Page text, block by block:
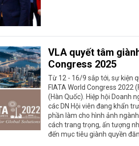
VLA quyết tâm
Congress 2025
Từ 12 - 16/9 sắp tới, sự kiện
FIATA World Congress 2022
(Hàn Quốc). Hiệp hội Doanh
các DN Hội viên đang khẩn
phần làm cho hình ảnh
cách trang trọng, ấn tượng
đến mục tiêu giành quyền